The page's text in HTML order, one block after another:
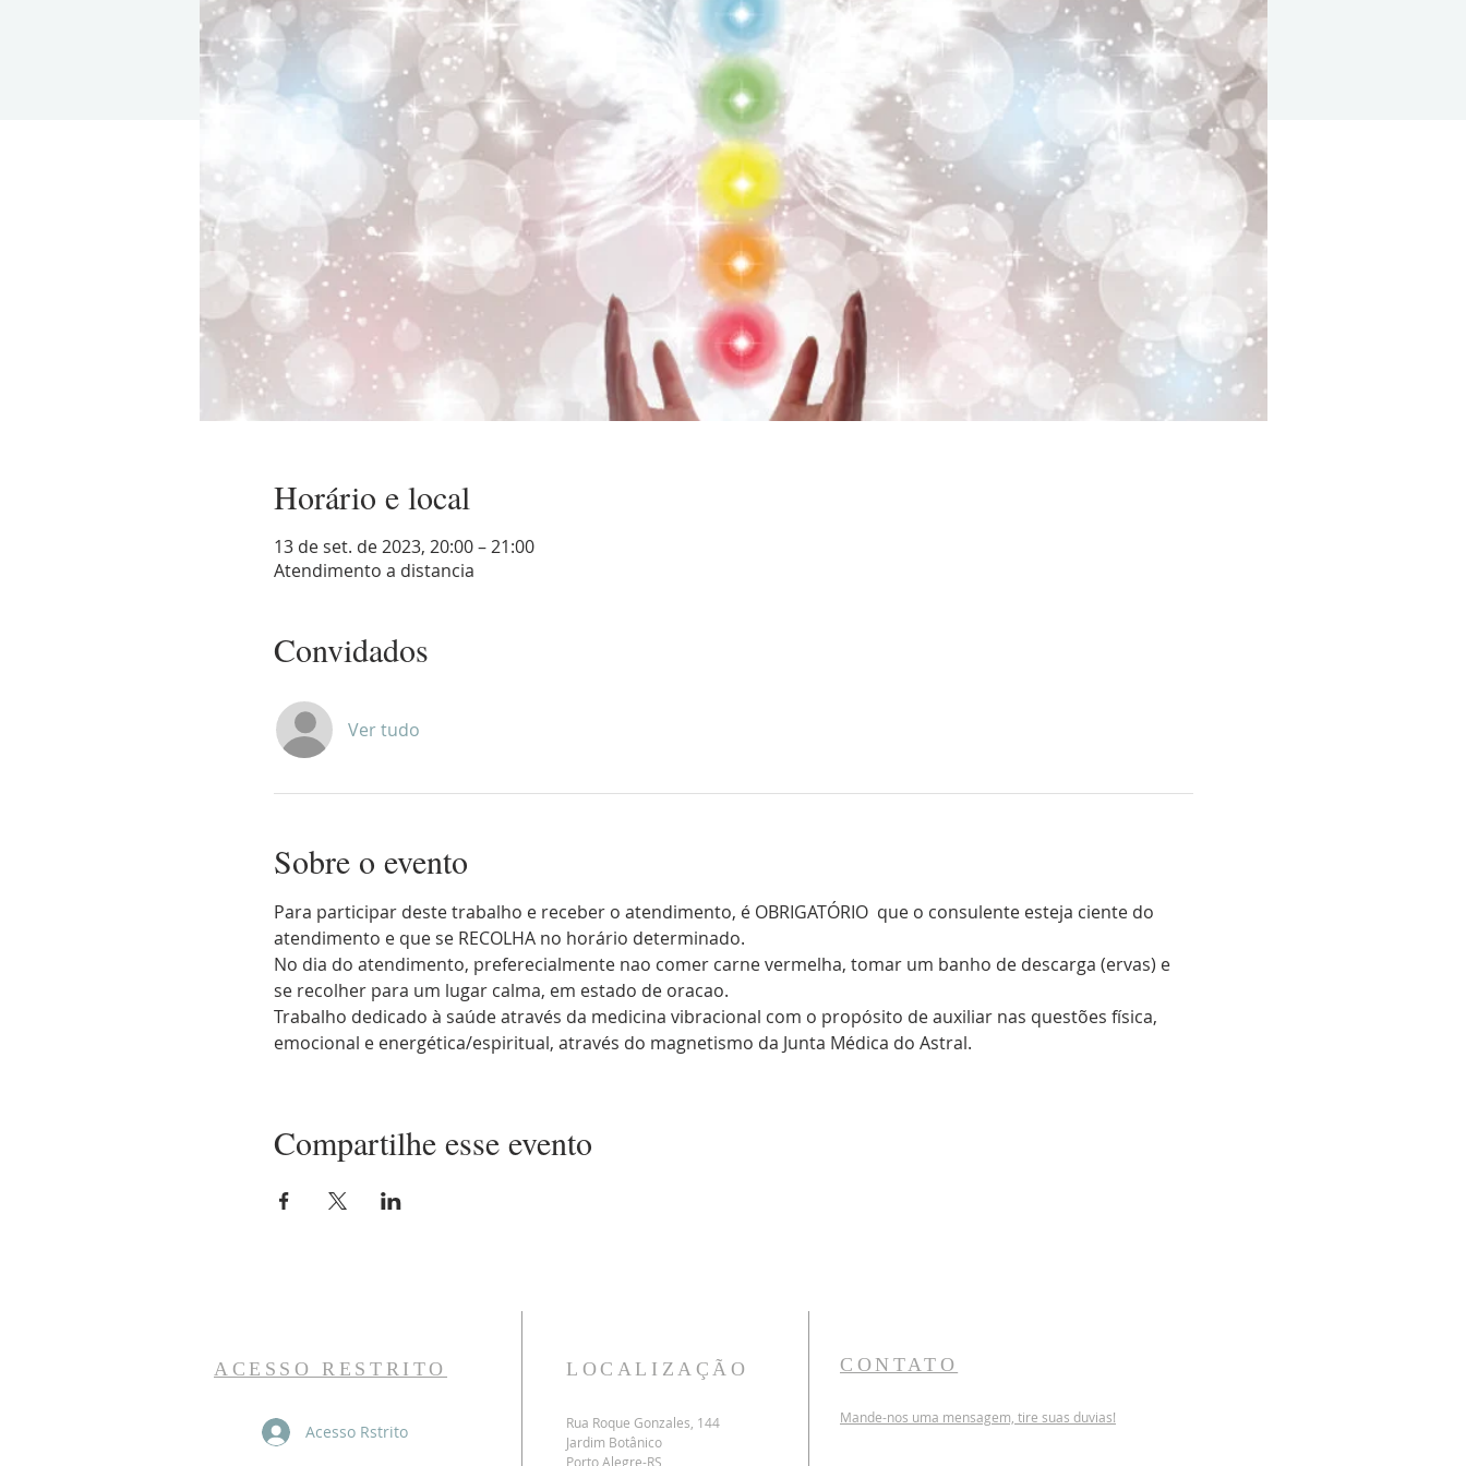
Horário e local
13 de set. de 2023, 20:00 – 21:00
Atendimento a distancia
Convidados
Ver tudo
Sobre o evento
Para participar deste trabalho e receber o atendimento, é OBRIGATÓRIO  que o consulente esteja ciente do
atendimento e que se RECOLHA no horário determinado.
No dia do atendimento, preferecialmente nao comer carne vermelha, tomar um banho de descarga (ervas) e
se recolher para um lugar calma, em estado de oracao.
Trabalho dedicado à saúde através da medicina vibracional com o propósito de auxiliar nas questões física,
emocional e energética/espiritual, através do magnetismo da Junta Médica do Astral.
Compartilhe esse evento
ACESSO RESTRITO
Acesso Rstrito
LOCALIZAÇÃO
Rua Roque Gonzales, 144
Jardim Botânico
Porto Alegre-RS
CONTATO
Mande-nos uma mensagem, tire suas duvias!